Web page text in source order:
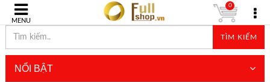
MENU
TÌM KIẾM
0
NỔI BẬT